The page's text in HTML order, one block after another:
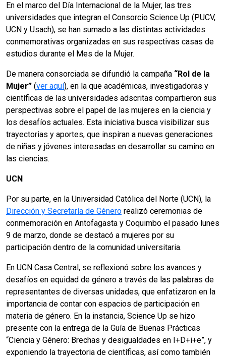
En el marco del Día Internacional de la Mujer, las tres
universidades que integran el Consorcio Science Up (PUCV,
UCN y Usach), se han sumado a las distintas actividades
conmemorativas organizadas en sus respectivas casas de
estudios durante el Mes de la Mujer.
De manera consorciada se difundió la campaña “Rol de la
Mujer” (ver aquí), en la que académicas, investigadoras y
científicas de las universidades adscritas compartieron sus
perspectivas sobre el papel de las mujeres en la ciencia y
los desafíos actuales. Esta iniciativa busca visibilizar sus
trayectorias y aportes, que inspiran a nuevas generaciones
de niñas y jóvenes interesadas en desarrollar su camino en
las ciencias.
UCN
Por su parte, en la Universidad Católica del Norte (UCN), la
Dirección y Secretaría de Género realizó ceremonias de
conmemoración en Antofagasta y Coquimbo el pasado lunes
9 de marzo, donde se destacó a mujeres por su
participación dentro de la comunidad universitaria.
En UCN Casa Central, se reflexionó sobre los avances y
desafíos en equidad de género a través de las palabras de
representantes de diversas unidades, que enfatizaron en la
importancia de contar con espacios de participación en
materia de género. En la instancia, Science Up se hizo
presente con la entrega de la Guía de Buenas Prácticas
“Ciencia y Género: Brechas y desigualdades en I+D+i+e”, y
exponiendo la trayectoria de científicas, así como también